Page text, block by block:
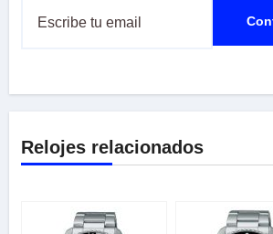
Relojes relacionados